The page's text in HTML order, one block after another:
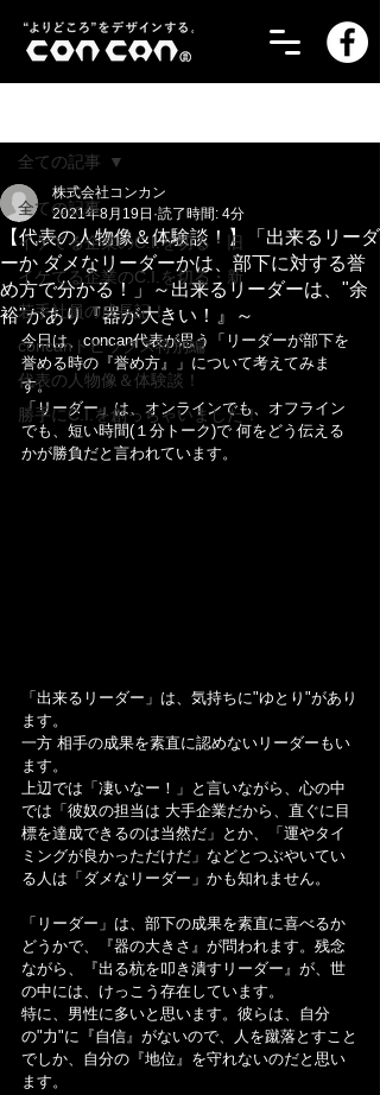
全ての記事
イケてる企業のC.I.を切る・旧
イケてる企業のC.I.を切る・新
若手社員の成長記！
concanトピックス特別編
代表の人物像＆体験談！
勝手にC.I.を創っちゃいました！
全ての記事
【代表の人物像＆体験談！】「出来るリーダ
ーか ダメなリーダーかは、部下に対する誉
め方で分かる！」～出来るリーダーは、"余
裕"があり『器が大きい！』～
株式会社コンカン
2021年8月19日 読了時間: 4分
今日は、concan代表が思う「リーダーが部下を
誉める時の『誉め方』」について考えてみま
す。
「リーダー」は、オンラインでも、オフライン
でも、短い時間(１分トーク)で 何をどう伝える
かが勝負だと言われています。
「出来るリーダー」は、気持ちに"ゆとり"があり
ます。
一方 相手の成果を素直に認めないリーダーもい
ます。
上辺では「凄いなー！」と言いながら、心の中
では「彼奴の担当は 大手企業だから、直ぐに目
標を達成できるのは当然だ」とか、「運やタイ
ミングが良かっただけだ」などとつぶやいてい
る人は「ダメなリーダー」かも知れません。
「リーダー」は、部下の成果を素直に喜べるか
どうかで、『器の大きさ』が問われます。残念
ながら、『出る杭を叩き潰すリーダー』が、世
の中には、けっこう存在しています。
特に、男性に多いと思います。彼らは、自分
の"力"に『自信』がないので、人を蹴落とすこと
でしか、自分の『地位』を守れないのだと思い
ます。